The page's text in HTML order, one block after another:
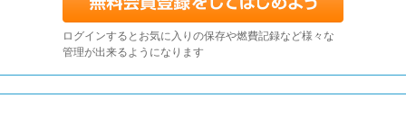
ログインするとお気に入りの保存や燃費記録など様々な
管理が出来るようになります